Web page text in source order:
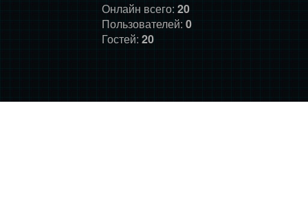
Онлайн всего: 20
Пользователей: 0
Гостей: 20